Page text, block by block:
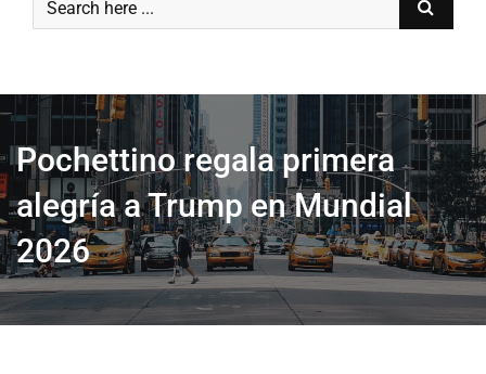
Pochettino regala primera
alegría a Trump en Mundial
2026